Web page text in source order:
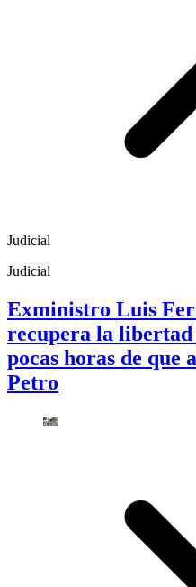
Judicial
Judicial
Exministro Luis
recupera la
pocas horas de que
Petro